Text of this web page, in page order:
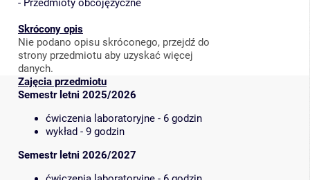
- Przedmioty obcojęzyczne
Skrócony opis
Nie podano opisu skróconego, przejdź do
strony przedmiotu aby uzyskać więcej
danych.
Zajęcia przedmiotu
Semestr letni 2025/2026
ćwiczenia laboratoryjne - 6 godzin
wykład - 9 godzin
Semestr letni 2026/2027